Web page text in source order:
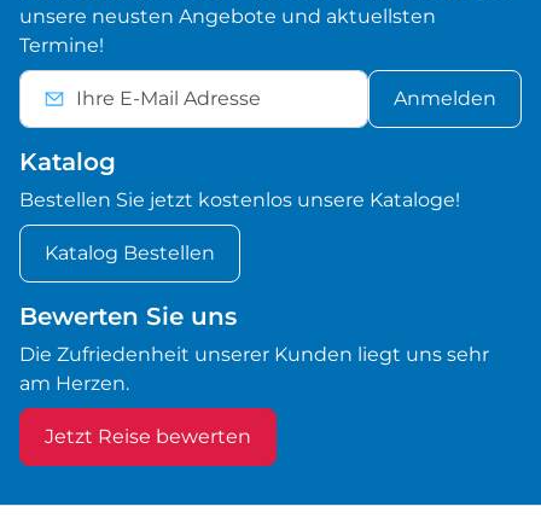
unsere neusten Angebote und aktuellsten
Termine!
Anmelden
Katalog
Bestellen Sie jetzt kostenlos unsere Kataloge!
Katalog Bestellen
Bewerten Sie uns
Die Zufriedenheit unserer Kunden liegt uns sehr
am Herzen.
Jetzt Reise bewerten